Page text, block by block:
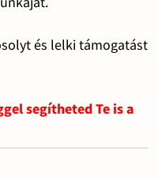
és lelki támogatást
segítheted Te is a